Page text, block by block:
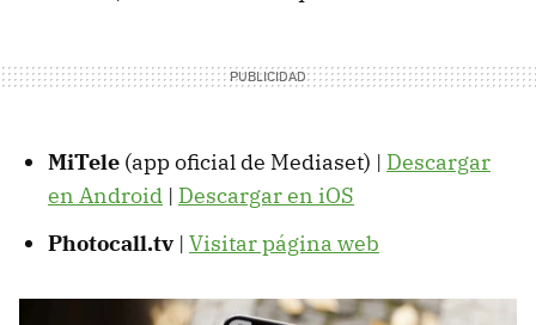
MiTele (app oficial de Mediaset) | Descargar
en Android | Descargar en iOS
Photocall.tv | Visitar página web